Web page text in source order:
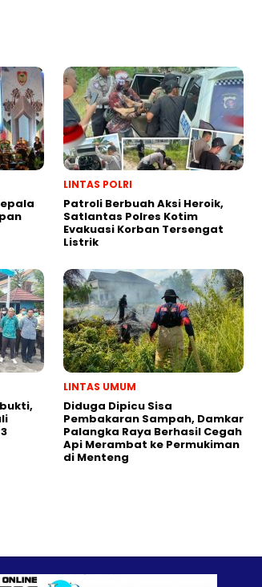
LINTAS POLRI
Patroli Berbuah Aksi Heroik,
Satlantas Polres Kotim
Evakuasi Korban Tersengat
Listrik
LINTAS UMUM
Diduga Dipicu Sisa
Pembakaran Sampah, Damkar
Palangka Raya Berhasil Cegah
Api Merambat ke Permukiman
di Menteng